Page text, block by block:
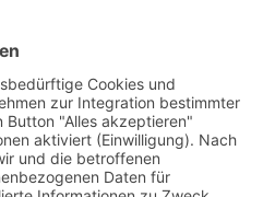
12. ADAC Auerbergrennen
14. Heilbronner ADAC-Bergpreis
14. ADAC Sauerland Bergpreis
VII. ADAC Eifel-Bergpreis
9. ADAC-Bergpreis Oberallgäu